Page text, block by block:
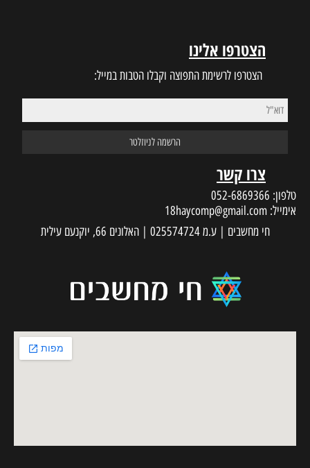
הצטרפו אלינו
הצטרפו לרשימת התפוצה וקבלו הטבות במייל:
צרו קשר
טלפון: 052-6869366
אימייל: 18haycomp@gmail.com
חי מחשבים | ע.מ 025574724 | האלונים 66, יוקנעם עילית